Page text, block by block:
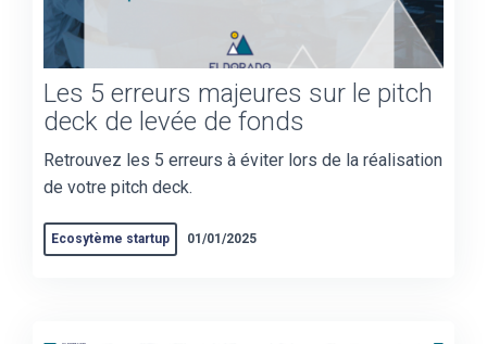
Les 5 erreurs majeures sur le pitch
deck de levée de fonds
Retrouvez les 5 erreurs à éviter lors de la réalisation
de votre pitch deck.
Ecosytème startup 01/01/2025